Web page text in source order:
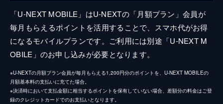
「U-NEXT MOBILE」はU-NEXTの「月額プラン」会員が
毎月もらえるポイントを活用することで、スマホ代がお得
になるモバイルプランです。ご利用には別途「U-NEXT M
OBILE」のお申し込みが必要となります。
※U-NEXTの月額プラン会員が毎月もらえる1,200円分のポイントを、U-NEXT MOBILEの
月額基本料の支払いに充てた場合。
※決済時において支払金額に相当するポイントを保有していない場合、差額分の料金はご登
録のクレジットカードでのお支払いとなります。